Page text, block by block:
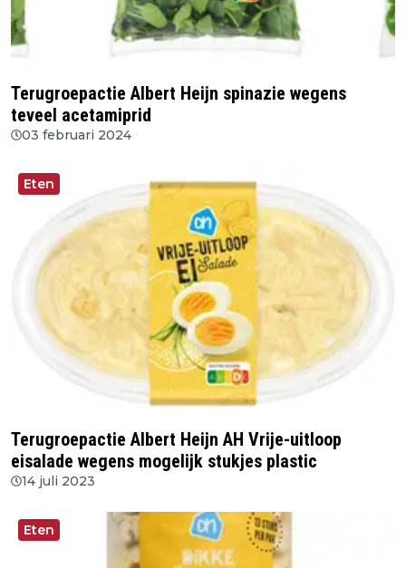
Terugroepactie Albert Heijn spinazie wegens
teveel acetamiprid
03 februari 2024
Eten
Terugroepactie Albert Heijn AH Vrije-uitloop
eisalade wegens mogelijk stukjes plastic
14 juli 2023
Eten